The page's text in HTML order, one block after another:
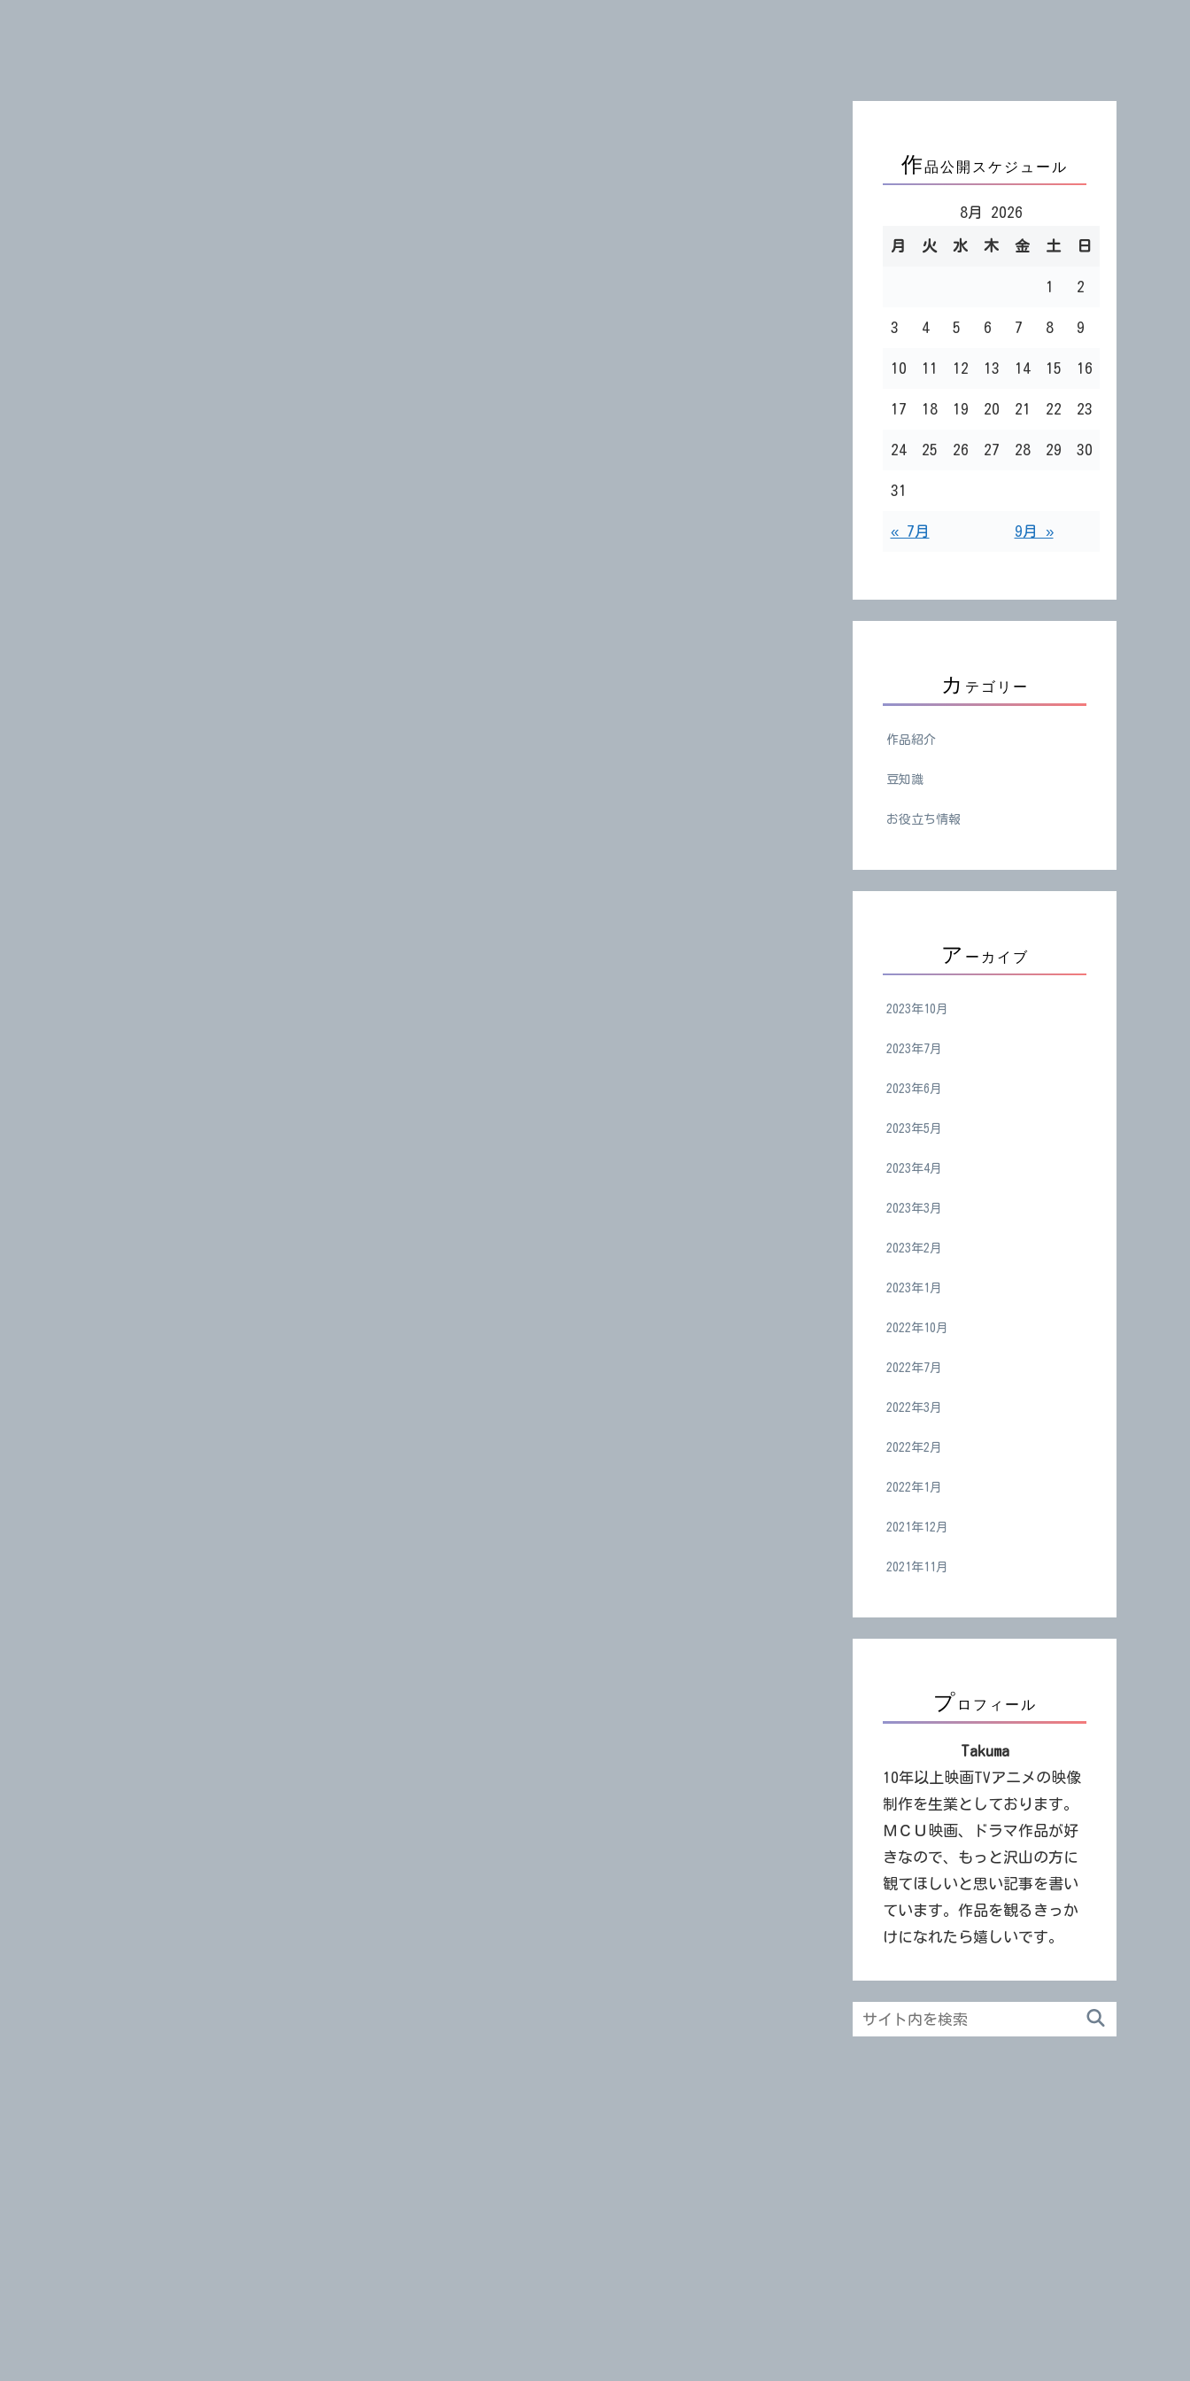
作品公開スケジュール
8月 2026
月 火 水 木 金 土 日
1 2
3 4 5 6 7 8 9
10 11 12 13 14 15 16
17 18 19 20 21 22 23
24 25 26 27 28 29 30
31
« 7月 9月 »
カ テゴリー
作品紹介
豆知識
お役立ち情報
ア ーカイブ
2023年10月
2023年7月
2023年6月
2023年5月
2023年4月
2023年3月
2023年2月
2023年1月
2022年10月
2022年7月
2022年3月
2022年2月
2022年1月
2021年12月
2021年11月
プ ロフィール
Takuma
10年以上映画TVアニメの映像
制作を生業としております。
ＭＣＵ映画、ドラマ作品が好
きなので、もっと沢山の方に
観てほしいと思い記事を書い
ています。作品を観るきっか
けになれたら嬉しいです。